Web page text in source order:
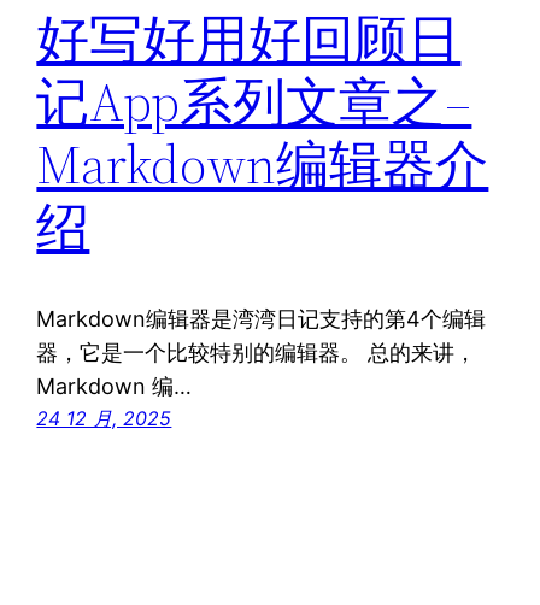
好写好用好回顾日
记App系列文章之–
Markdown编辑器介
绍
Markdown编辑器是湾湾日记支持的第4个编辑
器，它是一个比较特别的编辑器。 总的来讲，
Markdown 编…
24 12 月, 2025